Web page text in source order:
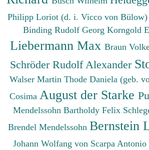
Philipp Loriot (d. i. Vicco von Bülow)
Binding Rudolf Georg Korngold
Liebermann Max Braun
Schröder Rudolf Alexander
Walser Martin Thode Daniela (geb.
Cosima August der Starke
Mendelssohn Bartholdy Felix
Brendel Mendelssohn Bernstein
Johann Wolfang von Scarpa Antonio